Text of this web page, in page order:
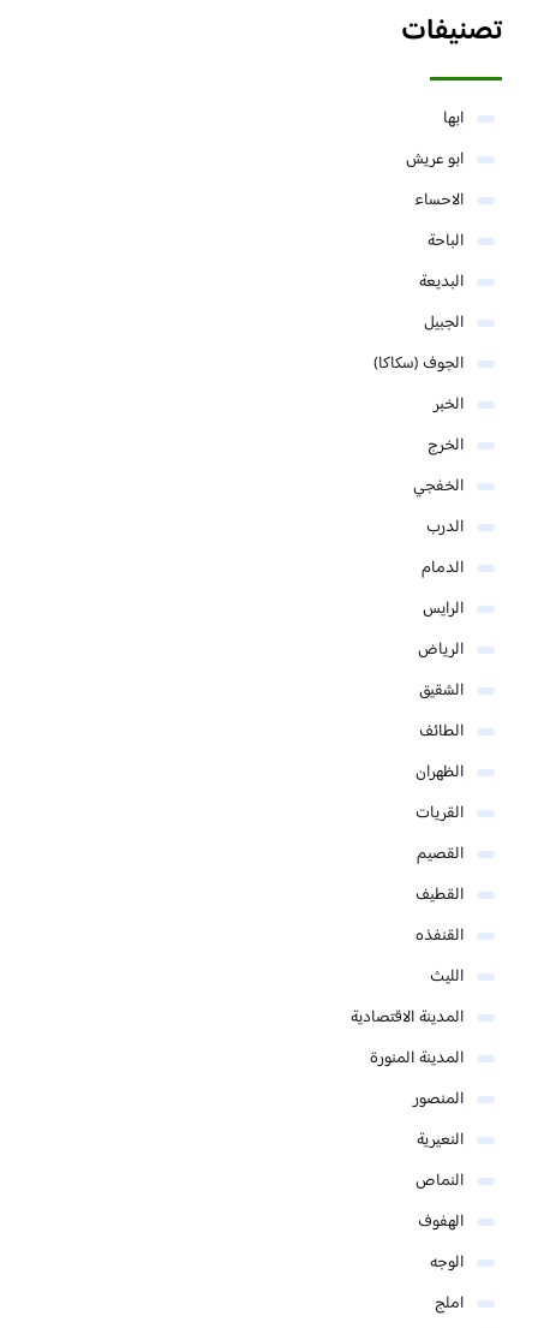
تصنيفات
ابها
ابو عريش
الاحساء
الباحة
البديعة
الجبيل
الجوف (سكاكا)
الخبر
الخرج
الخفجي
الدرب
الدمام
الرايس
الرياض
الشقيق
الطائف
الظهران
القريات
القصيم
القطيف
القنفذه
الليث
المدينة الاقتصادية
المدينة المنورة
المنصور
النعيرية
النماص
الهفوف
الوجه
املج